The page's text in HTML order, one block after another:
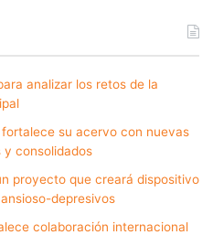
analizar los retos de la
su acervo con nuevas
y consolidados
proyecto que creará dispositivo
depresivos
colaboración internacional